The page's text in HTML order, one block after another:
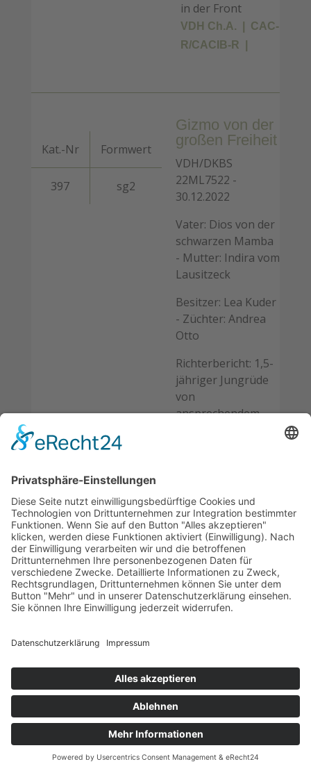
in der Front
VDH Ch.A.
CAC-
R/CACIB-R
Kat.-Nr Formwert
397 sg2
Gizmo von der
großen Freiheit
VDH/DKBS
22ML7522 -
30.12.2022
Vater: Dios von der
schwarzen Mamba
- Mutter: Indira vom
Lausitzeck
Besitzer: Lea Kuder
- Züchter: Andrea
Otto
Richterbericht: 1,5-
jähriger Jungrüde
von
ansprechendem
guten parallelen
Kopflinie, Oberkopf
ist aber deutlich
gerundet,
minimaler Stopp,
genügend Maske,
mittelbraune
mandelförmige
Ohren von guter
Größe, etwas tief
angesetzt und
etwas weit
getragen, etwas
lose Lefzen und